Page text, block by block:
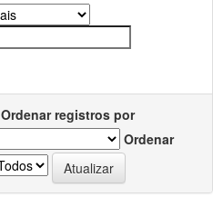
Ordenar registros por
Ordenar